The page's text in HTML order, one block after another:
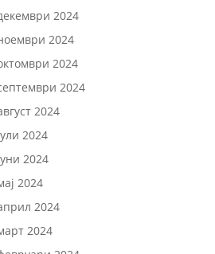
2024
2024
2024
2024
2024
2024
2024
2024
2024
2024